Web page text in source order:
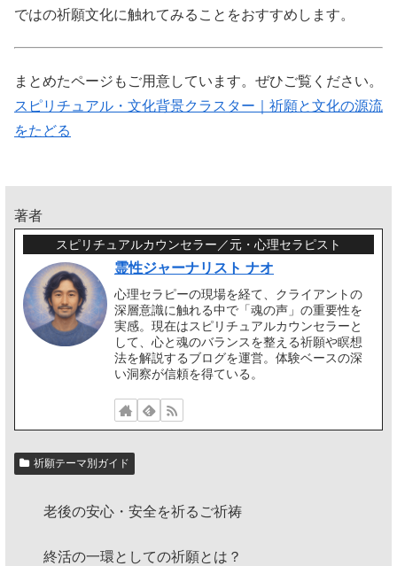
ではの祈願文化に触れてみることをおすすめします。
まとめたページもご用意しています。ぜひご覧ください。
スピリチュアル・文化背景クラスター｜祈願と文化の源流
をたどる
著者
スピリチュアルカウンセラー／元・心理セラピスト
霊性ジャーナリスト ナオ
心理セラピーの現場を経て、クライアントの
深層意識に触れる中で「魂の声」の重要性を
実感。現在はスピリチュアルカウンセラーと
して、心と魂のバランスを整える祈願や瞑想
法を解説するブログを運営。体験ベースの深
い洞察が信頼を得ている。
祈願テーマ別ガイド
老後の安心・安全を祈るご祈祷
終活の一環としての祈願とは？